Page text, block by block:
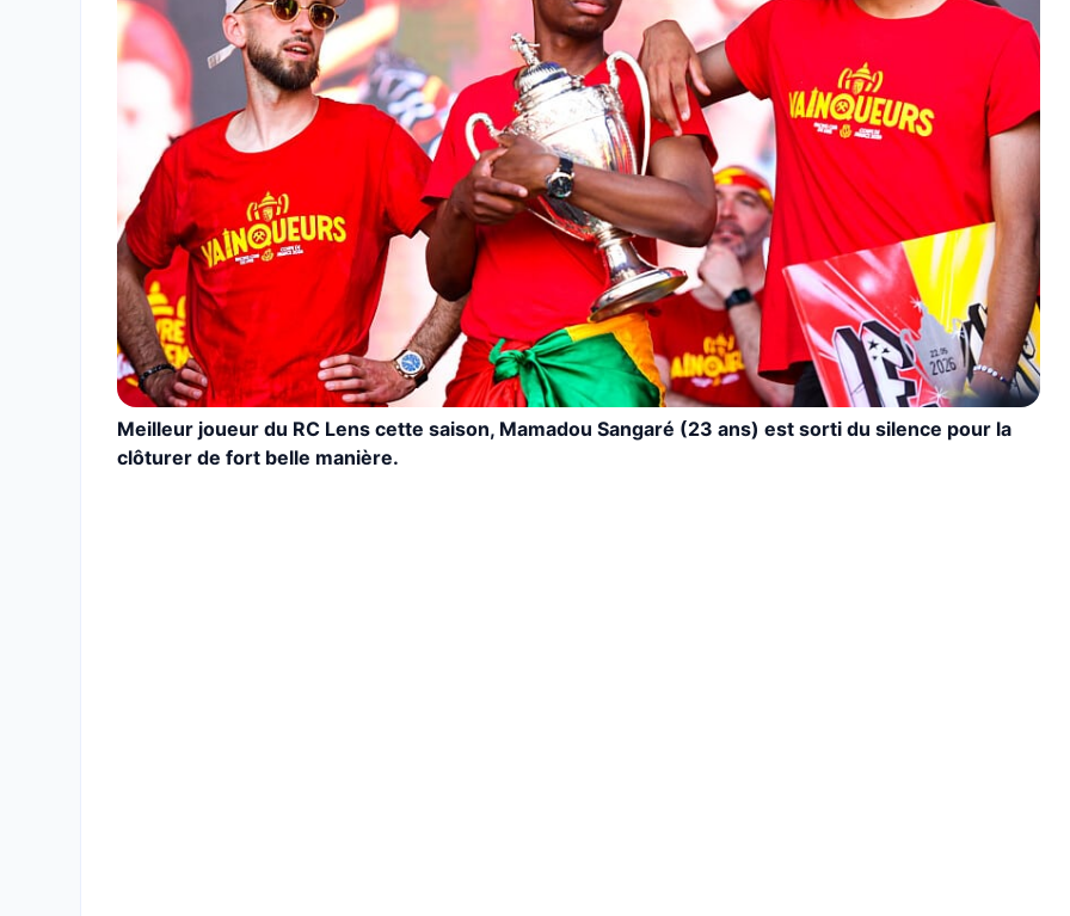
Meilleur joueur du RC Lens cette saison, Mamadou Sangaré (23 ans) est sorti du silence pour la
clôturer de fort belle manière.